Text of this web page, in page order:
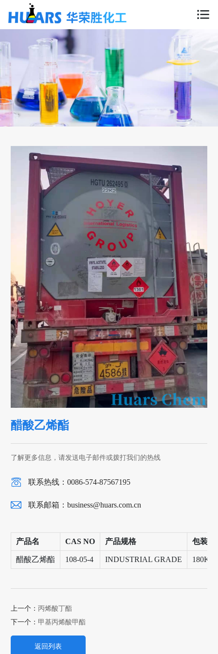
醋酸乙烯酯
了解更多信息，请发送电子邮件或拨打我们的热线
联系热线：0086-574-87567195
联系邮箱：business@huars.com.cn
产品名 CAS NO 产品规格 包装
醋酸乙烯酯 108-05-4 INDUSTRIAL GRADE
上一个：丙烯酸丁酯
下一个： 甲基丙烯酸甲酯
返回列表